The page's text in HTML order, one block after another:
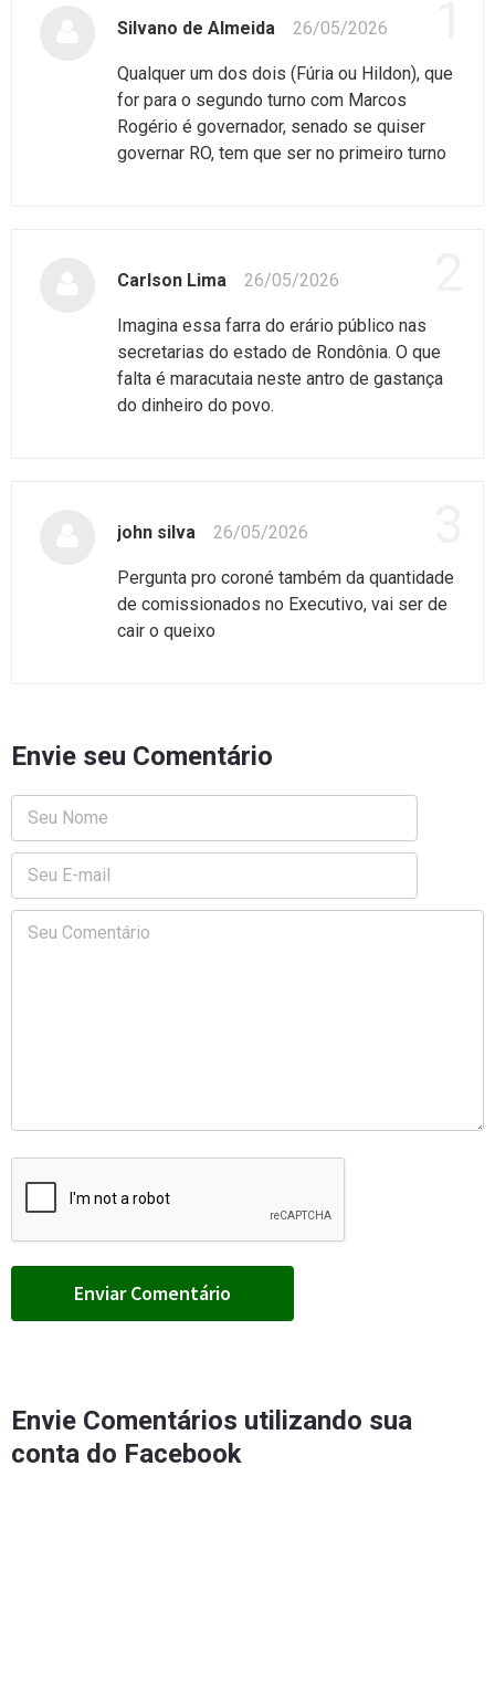
Silvano de Almeida 26/05/2026
Qualquer um dos dois (Fúria ou Hildon), que
for para o segundo turno com Marcos
Rogério é governador, senado se quiser
governar RO, tem que ser no primeiro turno
Carlson Lima 26/05/2026
Imagina essa farra do erário público nas
secretarias do estado de Rondônia. O que
falta é maracutaia neste antro de gastança
do dinheiro do povo.
john silva 26/05/2026
Pergunta pro coroné também da quantidade
de comissionados no Executivo, vai ser de
cair o queixo
Envie seu Comentário
Envie Comentários utilizando sua
conta do Facebook